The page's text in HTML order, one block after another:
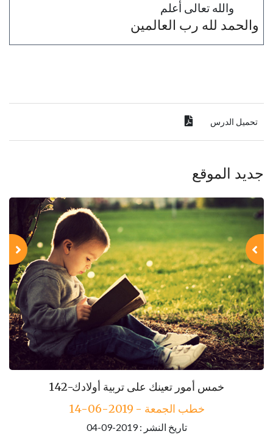
والله تعالى أعلم
والحمد لله رب العالمين
تحميل الدرس
جديد الموقع
142-خمس أمور تعينك على تربية أولادك
خطب الجمعة - 2019-06-14
تاريخ النشر : 2019-09-04
143-مكارم الأخلاق
خطب الجمعة - 2019-06-21
تاريخ النشر : 2019-09-04